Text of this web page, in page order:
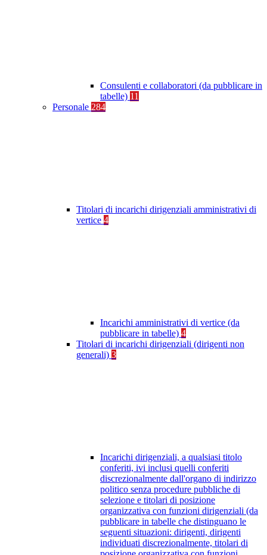
Consulenti e collaboratori (da pubblicare in
tabelle) 11
Personale 284
Titolari di incarichi dirigenziali amministrativi di
vertice 4
Incarichi amministrativi di vertice (da
pubblicare in tabelle) 4
Titolari di incarichi dirigenziali (dirigenti non
generali) 3
Incarichi dirigenziali, a qualsiasi titolo
conferiti, ivi inclusi quelli conferiti
discrezionalmente dall'organo di indirizzo
politico senza procedure pubbliche di
selezione e titolari di posizione
organizzativa con funzioni dirigenziali (da
pubblicare in tabelle che distinguano le
seguenti situazioni: dirigenti, dirigenti
individuati discrezionalmente, titolari di